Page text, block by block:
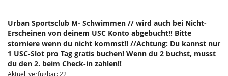
Urban Sportsclub M- Schwimmen // wird auch bei Nicht-
Erscheinen von deinem USC Konto abgebucht!! Bitte
storniere wenn du nicht kommst!! //Achtung: Du kannst nur
1 USC-Slot pro Tag gratis buchen! Wenn du 2 buchst, musst
du den 2. beim Check-in zahlen!!
Aktuell verfügbar: 22